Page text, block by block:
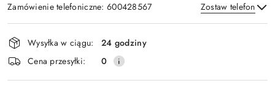
Zamówienie telefoniczne: 600428567 Zostaw telefon
Wyślij
Dostępność
i
dostawa
Wysyłka w ciągu:
24 godziny
Cena przesyłki:
0